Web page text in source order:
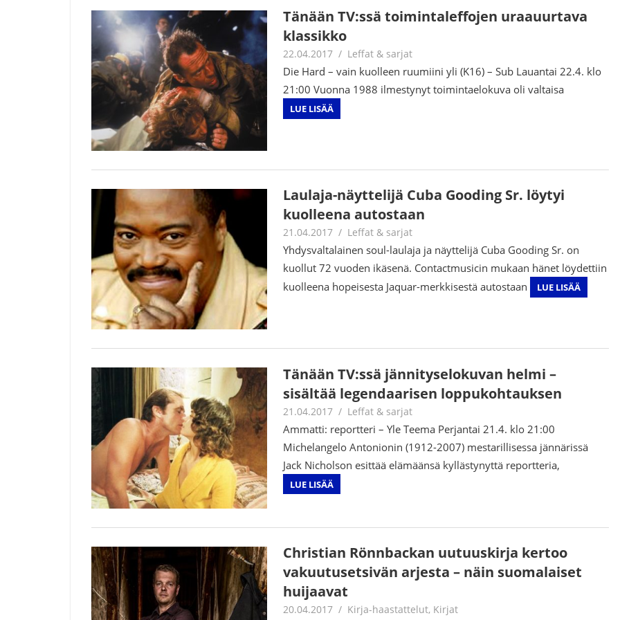
Tänään TV:ssä toimintaleffojen uraauurtava
klassikko
22.04.2017 Jouni Hirn
Leffat & sarjat
Die Hard – vain kuolleen ruumiini yli (K16) – Sub Lauantai 22.4. klo
21:00 Vuonna 1988 ilmestynyt toimintaelokuva oli valtaisa
LUE LISÄÄ
Laulaja-näyttelijä Cuba Gooding Sr. löytyi
kuolleena autostaan
21.04.2017 Jouni Hirn
Leffat & sarjat
Yhdysvaltalainen soul-laulaja ja näyttelijä Cuba Gooding Sr. on
kuollut 72 vuoden ikäsenä. Contactmusicin mukaan hänet löydettiin
kuolleena hopeisesta Jaquar-merkkisestä autostaan
LUE LISÄÄ
Tänään TV:ssä jännityselokuvan helmi –
sisältää legendaarisen loppukohtauksen
21.04.2017 Jouni Hirn
Leffat & sarjat
Ammatti: reportteri – Yle Teema Perjantai 21.4. klo 21:00
Michelangelo Antonionin (1912-2007) mestarillisessa jännärissä
Jack Nicholson esittää elämäänsä kyllästynyttä reportteria,
LUE LISÄÄ
Christian Rönnbackan uutuuskirja kertoo
vakuutusetsivän arjesta – näin suomalaiset
huijaavat
20.04.2017 Jouni Hirn
Kirja-haastattelut, Kirjat